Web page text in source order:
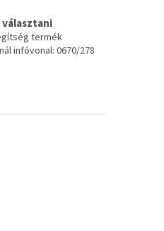
termék
infóvonal: 0670/278